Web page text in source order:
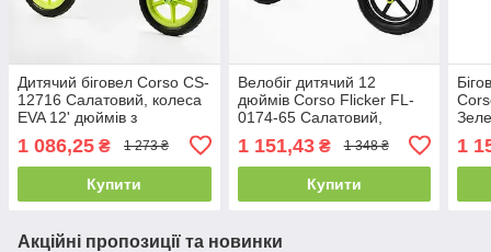
Дитячий біговел Corso CS-
12716 Салатовий, колеса
EVA 12' дюймів з
вилкою, велобіг
1 086,25 ₴ 1 273 ₴
Купити
Велобіг дитячий 12
дюймів Corso Flicker FL-
0174-65 Салатовий,
нейлонова рама, біговел
1 151,43₴ 1 348 ₴
Купити
1
Акційні пропозиції та новинки